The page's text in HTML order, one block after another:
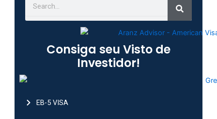
Consiga seu Visto de
Investidor!
EB-5 VISA